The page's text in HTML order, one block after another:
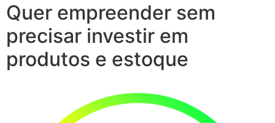
Quer empreender sem
precisar investir em
produtos e estoque